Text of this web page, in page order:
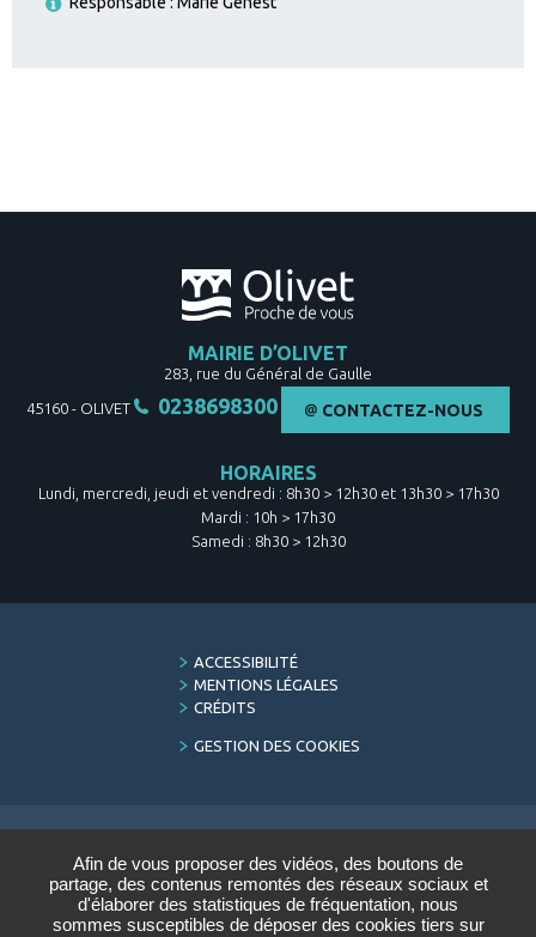
Afin de vous proposer des vidéos, des boutons de
partage, des contenus remontés des réseaux sociaux et
d'élaborer des statistiques de fréquentation, nous
sommes susceptibles de déposer des cookies tiers sur
MAIRIE D’OLIVET
283, rue du Général de Gaulle
45160 - OLIVET 0238698300 CONTACTEZ-NOUS
HORAIRES
Lundi, mercredi, jeudi et vendredi : 8h30 > 12h30 et 13h30 > 17h30
Mardi : 10h > 17h30
Samedi : 8h30 > 12h30
FOOTER
MENU
ACCESSIBILITÉ
MENTIONS LÉGALES
CRÉDITS
GESTION DES COOKIES
LETTRE D'INFORMATION
DU CONSERVATOIRE